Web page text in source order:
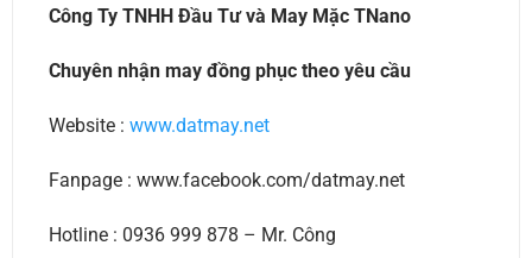
Công Ty TNHH Đầu Tư và May Mặc TNano
Chuyên nhận may đồng phục theo yêu cầu
Website : www.datmay.net
Fanpage : www.facebook.com/datmay.net
Hotline : 0936 999 878 – Mr. Công